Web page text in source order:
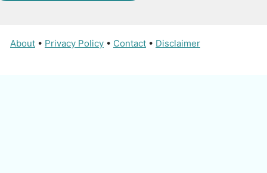
About • Privacy Policy • Contact • Disclaimer